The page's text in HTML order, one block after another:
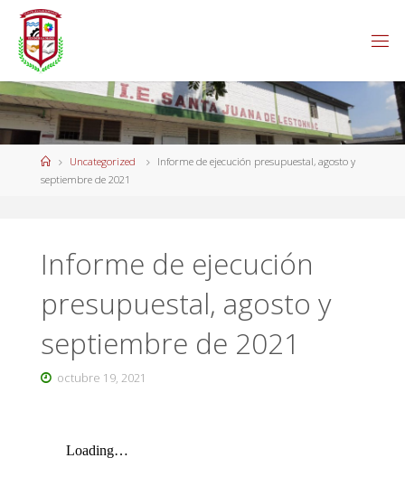
Uncategorized
Informe de ejecución presupuestal, agosto y
septiembre de 2021
Informe de ejecución
presupuestal, agosto y
septiembre de 2021
octubre 19, 2021